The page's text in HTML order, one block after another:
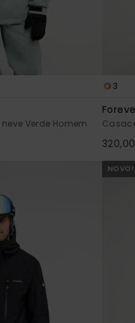
Verde Homem
3
NOVO!